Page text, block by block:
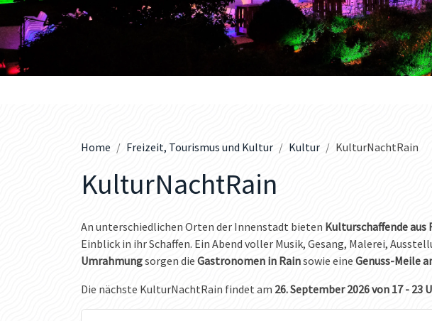
Home Freizeit, Tourismus und Kultur Kultur KulturNachtRain
KulturNachtRain
An unterschiedlichen Orten der Innenstadt bieten Kulturschaffende aus
Einblick in ihr Schaffen. Ein Abend voller Musik, Gesang, Malerei,
Umrahmungsorgen die Gastronomen in Rainsowie eine Genuss-Meile
Die nächste KulturNachtRain findet am 26. September 2026 von 17 - 23